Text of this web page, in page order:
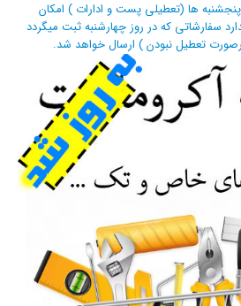
ها (تعطیلی پست و ادارات ) امکان
سفارشاتی که در روز چهارشنبه ثبت میگردد
تعطیل نبودن ) ارسال خواهد شد.